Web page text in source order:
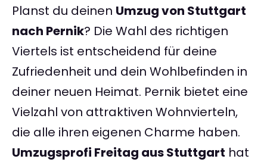
Planst du deinen Umzug von Stuttgart
nach Pernik? Die Wahl des richtigen
Viertels ist entscheidend für deine
Zufriedenheit und dein Wohlbefinden in
deiner neuen Heimat. Pernik bietet eine
Vielzahl von attraktiven Wohnvierteln,
die alle ihren eigenen Charme haben.
Umzugsprofi Freitag aus Stuttgart hat